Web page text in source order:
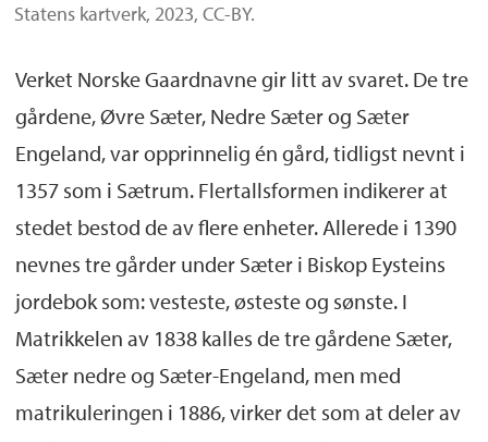
Statens kartverk, 2023, CC-BY.
Verket Norske Gaardnavne gir litt av svaret. De tre
gårdene, Øvre Sæter, Nedre Sæter og Sæter
Engeland, var opprinnelig én gård, tidligst nevnt i
1357 som i Sætrum. Flertallsformen indikerer at
stedet bestod de av flere enheter. Allerede i 1390
nevnes tre gårder under Sæter i Biskop Eysteins
jordebok som: vesteste, østeste og sønste. I
Matrikkelen av 1838 kalles de tre gårdene Sæter,
Sæter nedre og Sæter-Engeland, men med
matrikuleringen i 1886, virker det som at deler av